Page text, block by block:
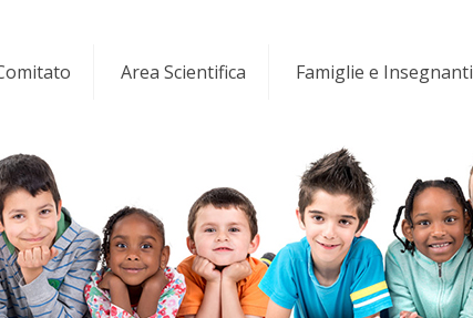
Area Scientifica Famiglie e Insegnanti